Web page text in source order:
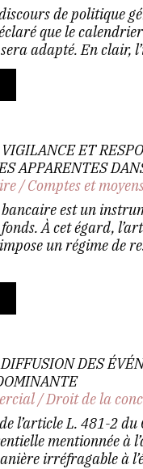
de politique
que le
adapté. En clair,
ET
APPARENTES
/Comptes et
est un
À cet égard,
un régime de
DES
/Droit de la
l’article L. 481-2
mentionnée à
irréfragable à